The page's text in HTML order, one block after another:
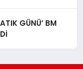
GÜNÜ’ BM